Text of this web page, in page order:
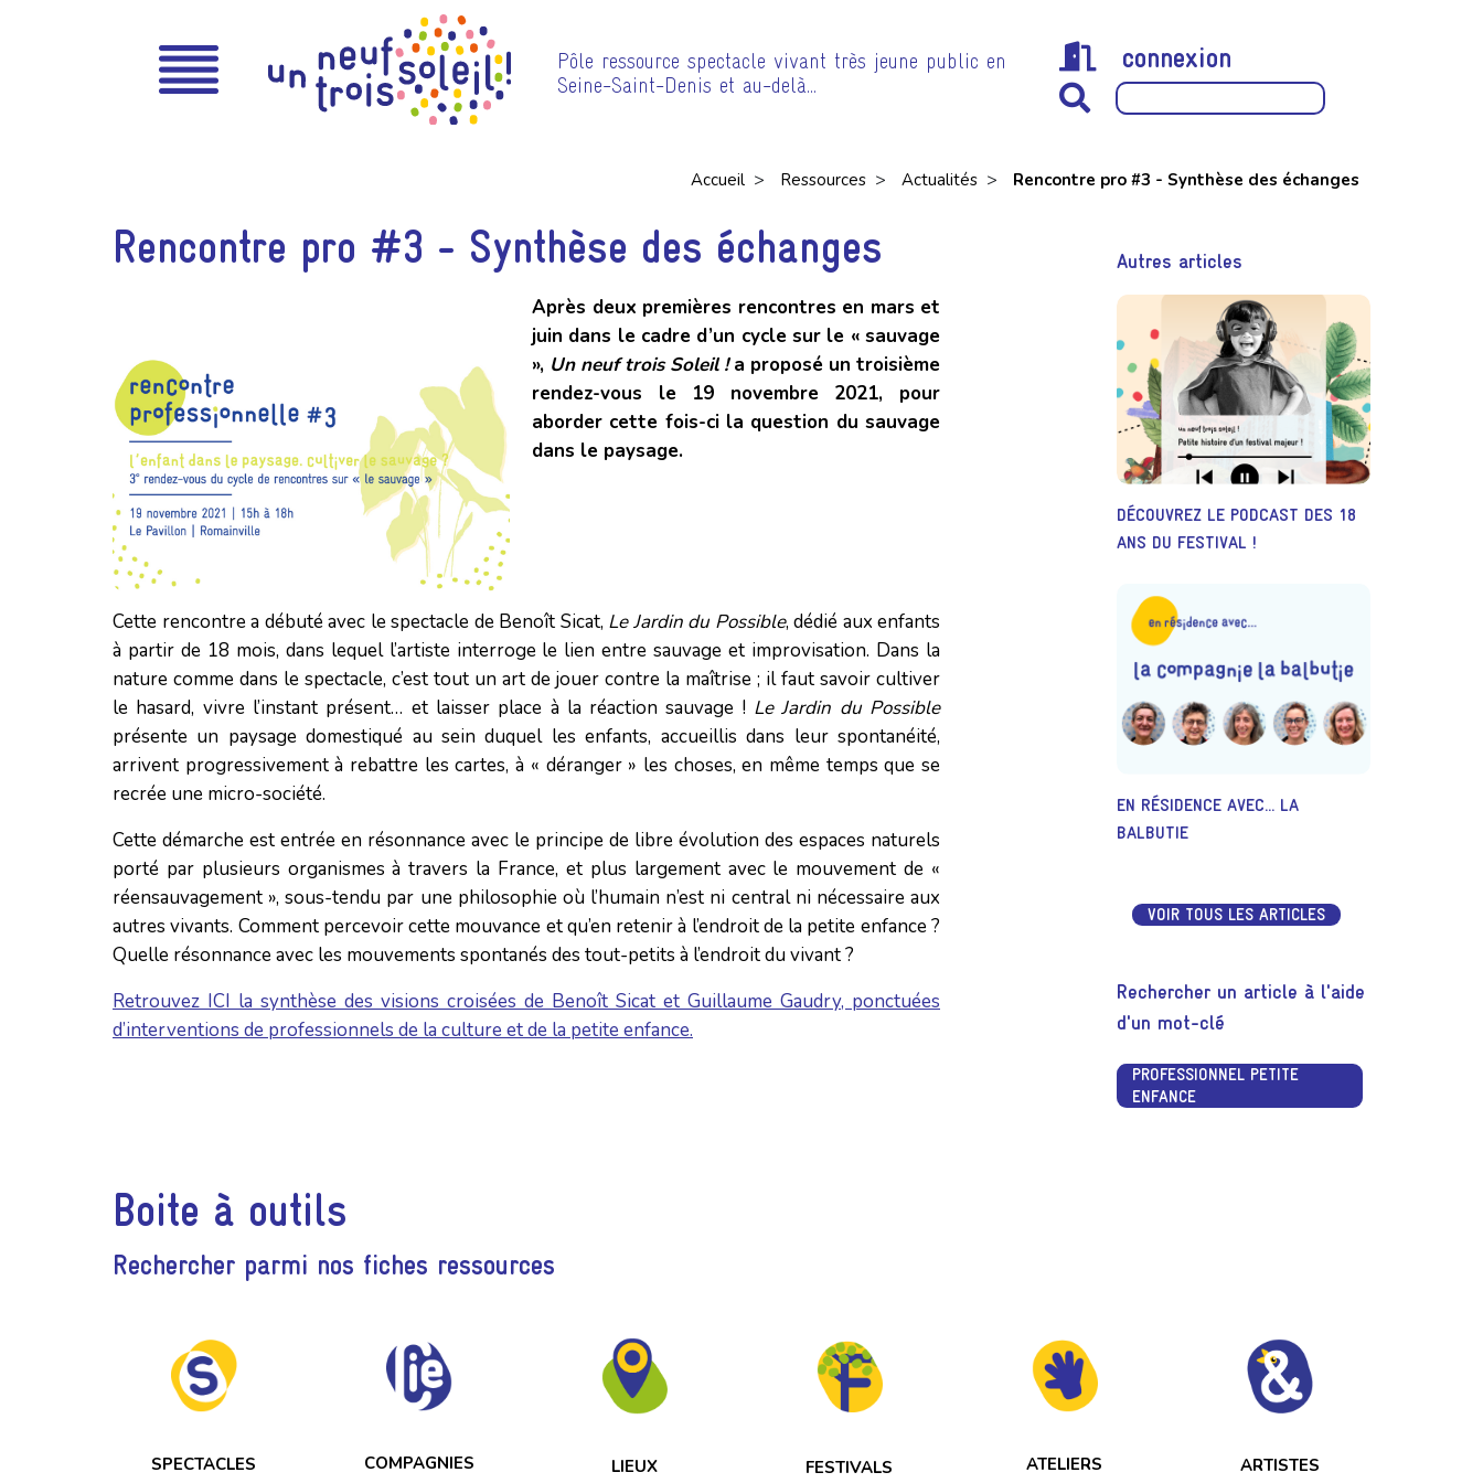
Pôle ressource spectacle vivant très jeune public en
Seine-Saint-Denis et au-delà…
connexion
Accueil > Ressources > Actualités > Rencontre pro #3 - Synthèse des échanges
Rencontre pro #3 - Synthèse des échanges
Après deux premières rencontres en mars et
juin dans le cadre d’un cycle sur le « sauvage
», Un neuf trois Soleil !a proposé un troisième
rendez-vous le 19 novembre 2021, pour
aborder cette fois-ci la question du sauvage
dans le paysage.
Cette rencontre a débuté avec le spectacle de Benoît Sicat, Le Jardin du Possible, dédié aux enfants
à partir de 18 mois, dans lequel l’artiste interroge le lien entre sauvage et improvisation. Dans la
nature comme dans le spectacle, c’est tout un art de jouer contre la maîtrise ; il faut savoir cultiver
le hasard, vivre l’instant présent… et laisser place à la réaction sauvage ! Le Jardin du Possible
présente un paysage domestiqué au sein duquel les enfants, accueillis dans leur spontanéité,
arrivent progressivement à rebattre les cartes, à « déranger » les choses, en même temps que se
recrée une micro-société.
Cette démarche est entrée en résonnance avec le principe de libre évolution des espaces naturels
porté par plusieurs organismes à travers la France, et plus largement avec le mouvement de «
réensauvagement », sous-tendu par une philosophie où l’humain n’est ni central ni nécessaire aux
autres vivants. Comment percevoir cette mouvance et qu’en retenir à l’endroit de la petite enfance ?
Quelle résonnance avec les mouvements spontanés des tout-petits à l’endroit du vivant ?
Retrouvez ICI la synthèse des visions croisées de Benoît Sicat et Guillaume Gaudry, ponctuées
d’interventions de professionnels de la culture et de la petite enfance.
Autres articles
DÉCOUVREZ LE PODCAST DES 18
ANS DU FESTIVAL !
EN RÉSIDENCE AVEC... LA
BALBUTIE
VOIR TOUS LES ARTICLES
Rechercher un article à l'aide
d'un mot-clé
PROFESSIONNEL PETITE
ENFANCE
Boite à outils
Rechercher parmi nos fiches ressources
SPECTACLES COMPAGNIES LIEUX FESTIVALS ATELIERS ARTISTES